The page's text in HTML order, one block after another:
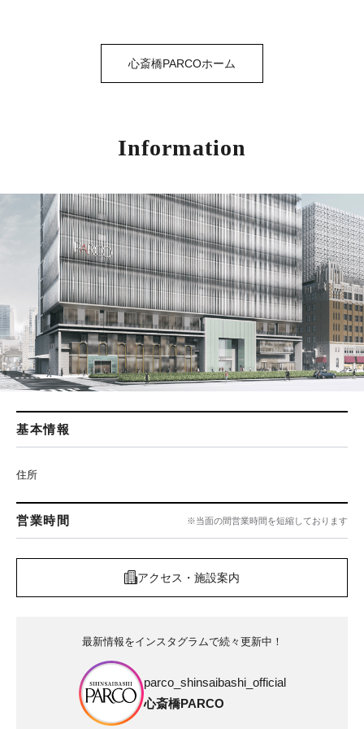
心斎橋PARCOホーム
Information
基本情報
住所
営業時間 ※当面の間営業時間を短縮しております
アクセス・施設案内
最新情報をインスタグラムで続々更新中！
parco_shinsaibashi_official
心斎橋PARCO